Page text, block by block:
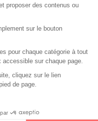
proposer des contenus ou
sur le bouton
pour chaque catégorie à tout
sur chaque page.
cliquez sur le lien
de page.